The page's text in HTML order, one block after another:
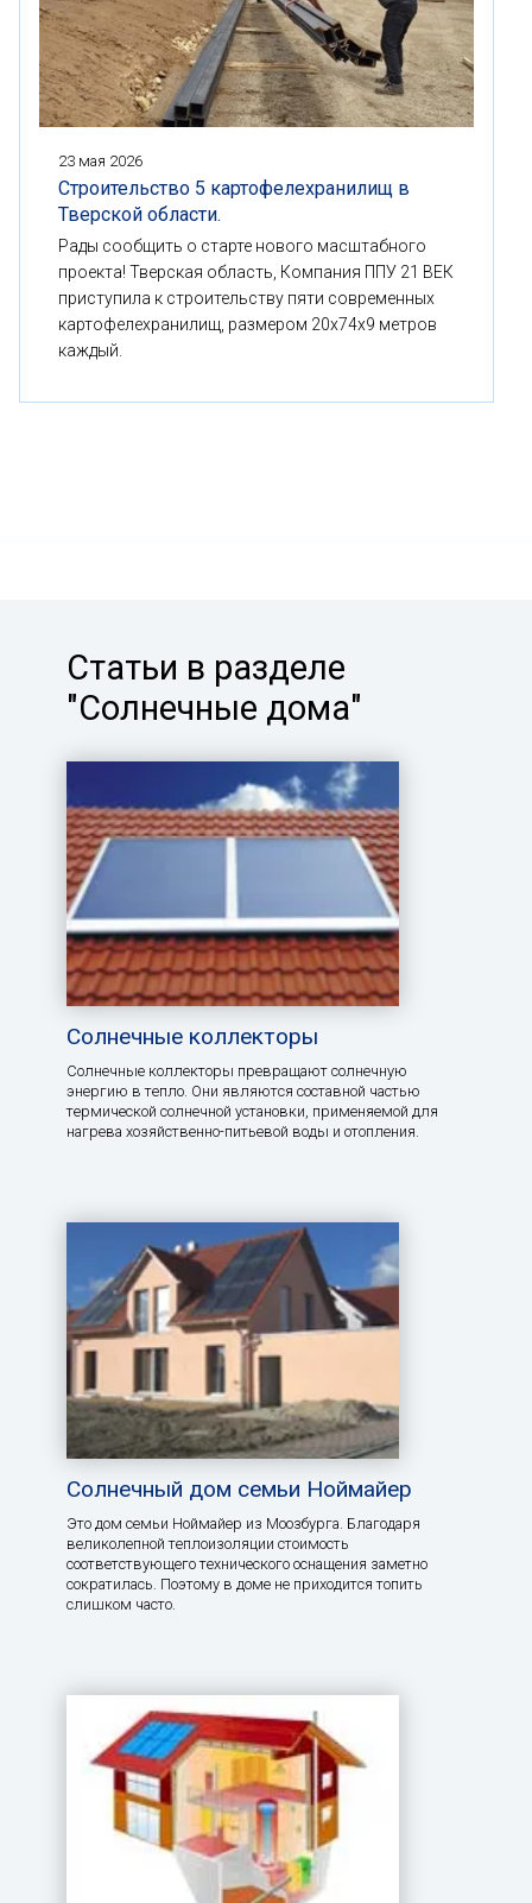
23 мая 2026
Строительство 5 картофелехранилищ в
Тверской области.
Рады сообщить о старте нового масштабного
проекта! Тверская область, Компания ППУ 21 ВЕК
приступила к строительству пяти современных
картофелехранилищ, размером 20x74x9 метров
каждый.
Статьи в разделе
"Солнечные дома"
Солнечные коллекторы
Солнечные коллекторы превращают солнечную
энергию в тепло. Они являются составной частью
термической солнечной установки, применяемой для
нагрева хозяйственно-питьевой воды и отопления.
Солнечный дом семьи Ноймайер
Это дом семьи Ноймайер из Моозбурга. Благодаря
великолепной теплоизоляции стоимость
соответствующего технического оснащения заметно
сократилась. Поэтому в доме не приходится топить
слишком часто.